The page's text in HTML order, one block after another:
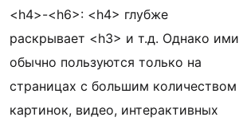
<h4>-<h6>: <h4> глубже
раскрывает <h3> и т.д. Однако ими
обычно пользуются только на
страницах с большим количеством
картинок, видео, интерактивных